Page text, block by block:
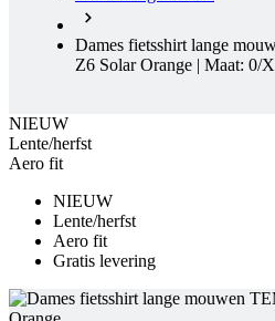
NIEUW
Lente/herfst
Lente/herfst
Aero fit
Gratis levering